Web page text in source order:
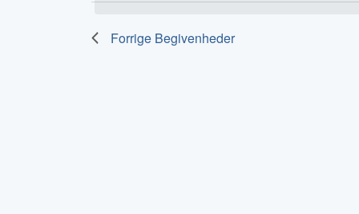
Forrige Begivenheder